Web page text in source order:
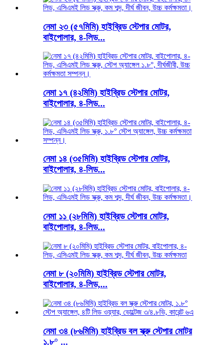
নেমা ২৩ (৫৭মিমি) হাইব্রিড স্টেপার মোটর,
বাইপোলার, ৪-লিড...
নেমা ১৭ (৪২মিমি) হাইব্রিড স্টেপার মোটর,
বাইপোলার, ৪-লিড...
নেমা ১৪ (৩৫মিমি) হাইব্রিড স্টেপার মোটর,
বাইপোলার, ৪-লিড...
নেমা ১১ (২৮মিমি) হাইব্রিড স্টেপার মোটর,
বাইপোলার, ৪-লিড...
নেমা ৮ (২০মিমি) হাইব্রিড স্টেপার মোটর,
বাইপোলার, ৪-লিড,...
নেমা ৩৪ (৮৬মিমি) হাইব্রিড বল স্ক্রু স্টেপার মোটর
১.৮° ...